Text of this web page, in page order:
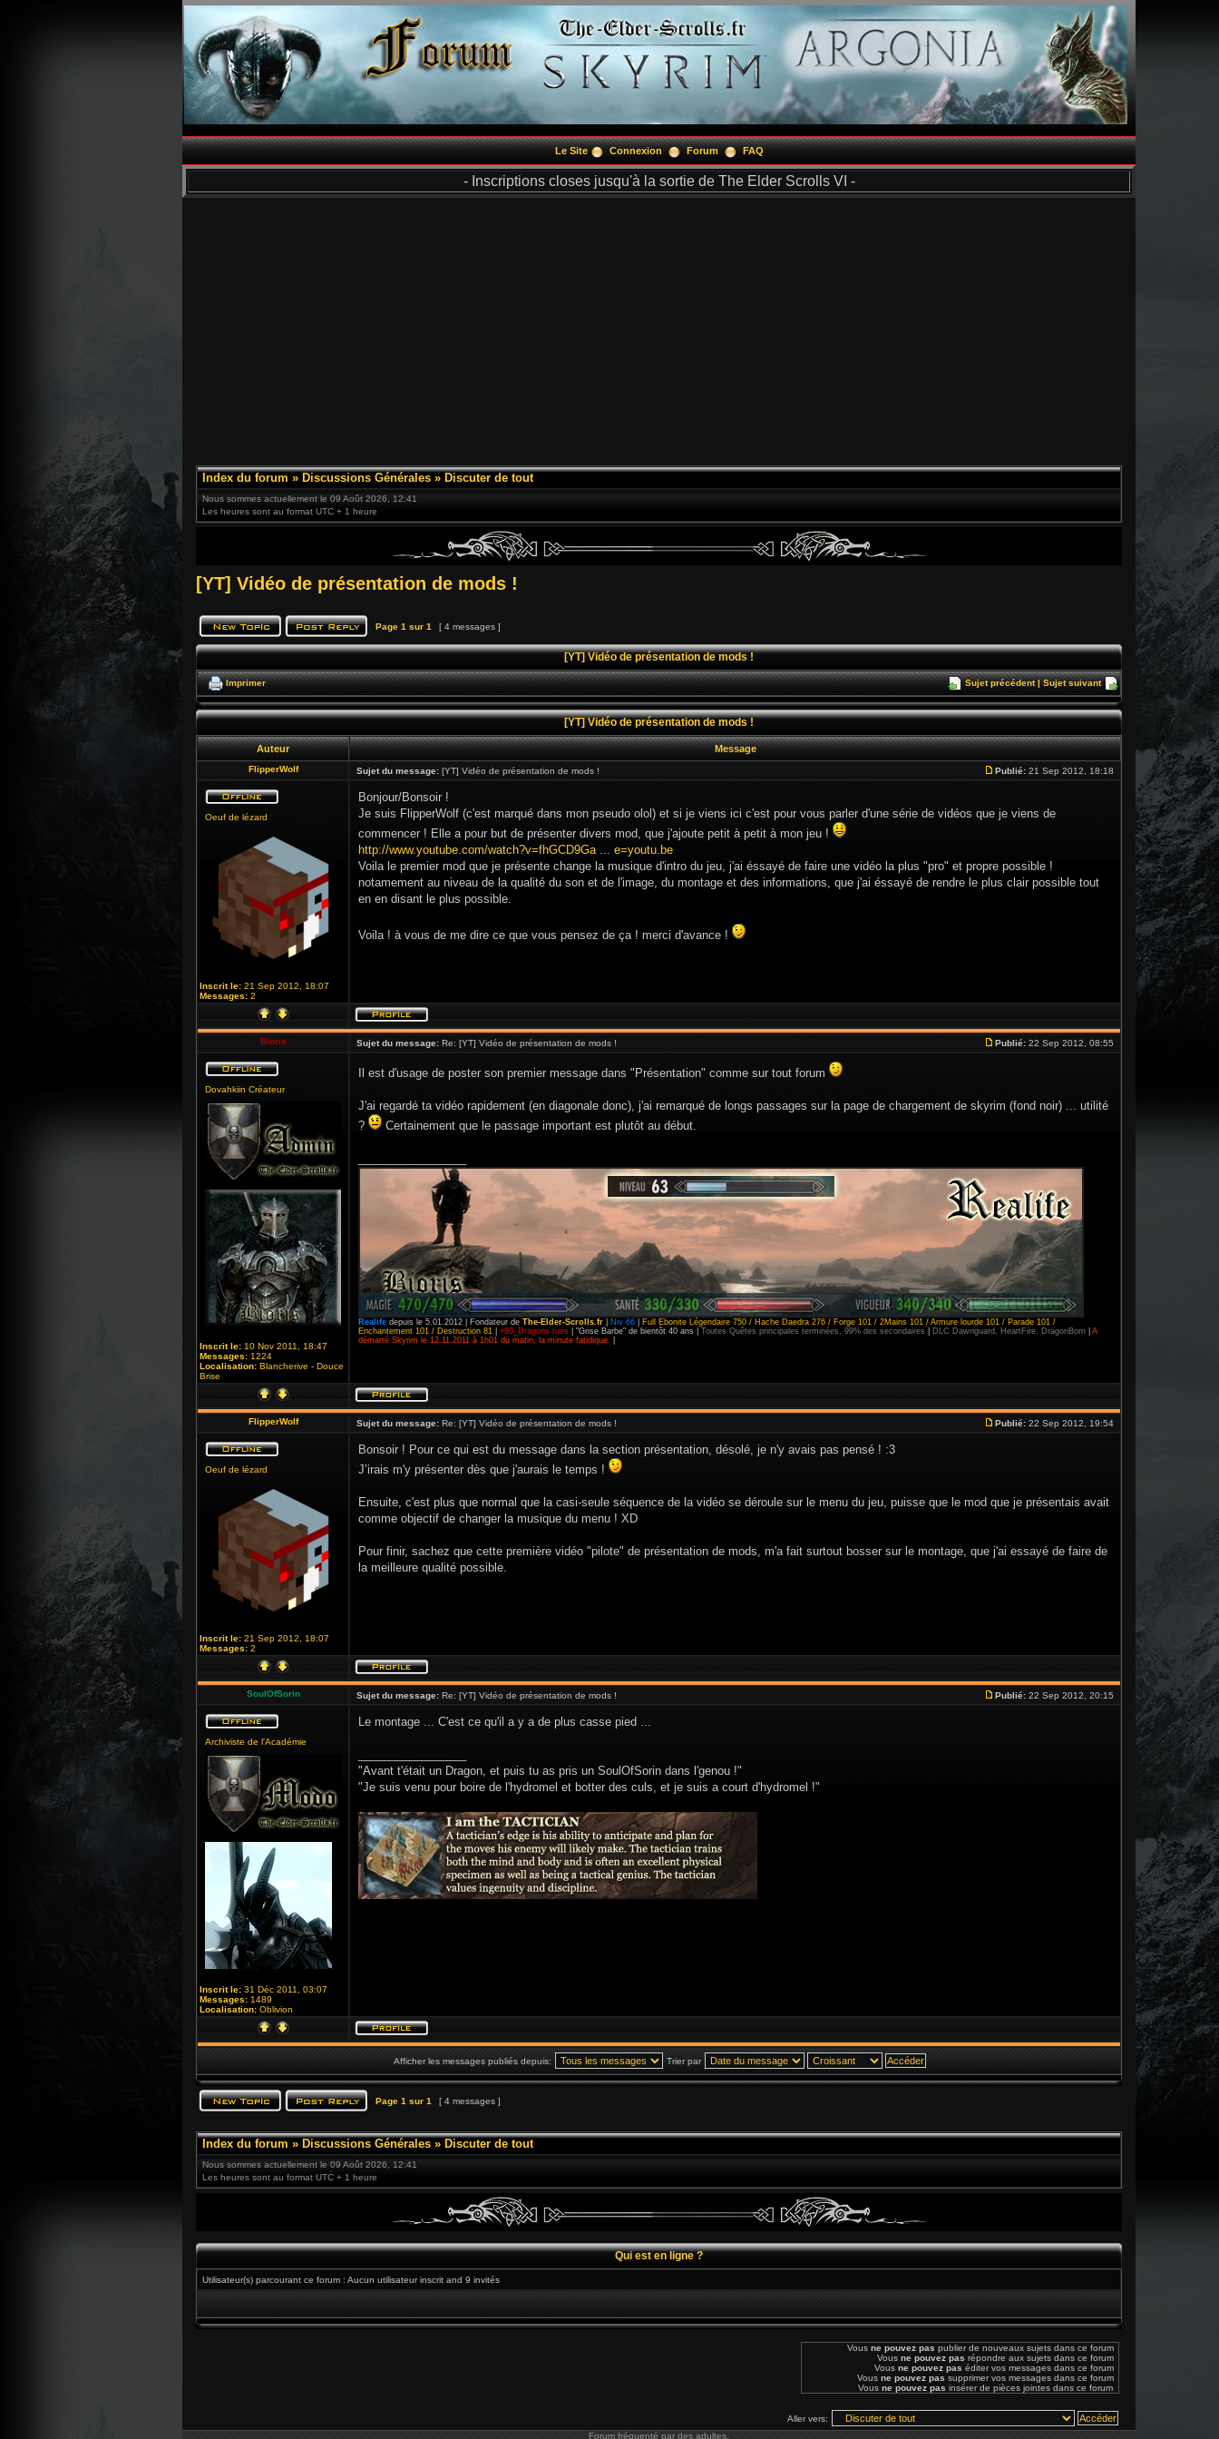
Le Site Connexion Forum FAQ
- Inscriptions closes jusqu'à la sortie de The Elder Scrolls VI -
Index du forum » Discussions Générales » Discuter de tout
Nous sommes actuellement le 09 Août 2026, 12:41
Les heures sont au format UTC + 1 heure
[YT] Vidéo de présentation de mods !
Page 1 sur 1 [ 4 messages ]
[YT] Vidéo de présentation de mods !
Imprimer Sujet précédent|Sujet suivant
[YT] Vidéo de présentation de mods !
Auteur Message
FlipperWolf Sujet du message: [YT] Vidéo de présentation de mods ! Publié: 21 Sep 2012, 18:18
Oeuf de lézard
Inscrit le: 21 Sep 2012, 18:07
Messages: 2
Bonjour/Bonsoir !
Je suis FlipperWolf (c'est marqué dans mon pseudo olol) et si je viens ici c'est pour vous parler d'une série de vidéos que je viens de
commencer ! Elle a pour but de présenter divers mod, que j'ajoute petit à petit à mon jeu !
http://www.youtube.com/watch?v=fhGCD9Ga ... e=youtu.be
Voila le premier mod que je présente change la musique d'intro du jeu, j'ai éssayé de faire une vidéo la plus "pro" et propre possible !
notamement au niveau de la qualité du son et de l'image, du montage et des informations, que j'ai éssayé de rendre le plus clair possible tout
en en disant le plus possible.
Voila ! à vous de me dire ce que vous pensez de ça ! merci d'avance !
Bioris Sujet du message: Re: [YT] Vidéo de présentation de mods ! Publié: 22 Sep 2012, 08:55
Dovahkiin Créateur
Inscrit le: 10 Nov 2011, 18:47
Messages: 1224
Localisation: Blancherive - Douce
Brise
Il est d'usage de poster son premier message dans "Présentation" comme sur tout forum
J'ai regardé ta vidéo rapidement (en diagonale donc), j'ai remarqué de longs passages sur la page de chargement de skyrim (fond noir) ... utilité
?
Certainement que le passage important est plutôt au début.
Realife depuis le 5.01.2012 | Fondateur de The-Elder-Scrolls.fr Niv 66
Full Ebonite Légendaire 750 / Hache Daedra 276 / Forge 101 / 2Mains 101 / Armure lourde 101 / Parade 101 /
Enchantement 101 / Destruction 81
+80_Dragons tués | "Grise Barbe" de bientôt 40 ans | Toutes Quêtes principales terminées, 99% des secondaires DLC Dawnguard, HeartFire, DragonBorn
A
démarré Skyrim le 12.11.2011 à 1h01 du matin, la minute fatidique.
FlipperWolf Sujet du message: Re: [YT] Vidéo de présentation de mods ! Publié: 22 Sep 2012, 19:54
Oeuf de lézard
Inscrit le: 21 Sep 2012, 18:07
Messages: 2
Bonsoir ! Pour ce qui est du message dans la section présentation, désolé, je n'y avais pas pensé ! :3
J’irais m'y présenter dès que j'aurais le temps !
Ensuite, c'est plus que normal que la casi-seule séquence de la vidéo se déroule sur le menu du jeu, puisse que le mod que je présentais avait
comme objectif de changer la musique du menu ! XD
Pour finir, sachez que cette première vidéo "pilote" de présentation de mods, m'a fait surtout bosser sur le montage, que j'ai essayé de faire de
la meilleure qualité possible.
SoulOfSorin Sujet du message: Re: [YT] Vidéo de présentation de mods ! Publié: 22 Sep 2012, 20:15
Archiviste de l'Académie
Inscrit le: 31 Déc 2011, 03:07
Messages: 1489
Localisation: Oblivion
Le montage ... C'est ce qu'il a y a de plus casse pied ...
"Avant t'était un Dragon, et puis tu as pris un SoulOfSorin dans l'genou !"
"Je suis venu pour boire de l'hydromel et botter des culs, et je suis a court d'hydromel !"
Afficher les messages publiés depuis: Trier par
Page 1 sur 1 [ 4 messages ]
Index du forum » Discussions Générales » Discuter de tout
Nous sommes actuellement le 09 Août 2026, 12:41
Les heures sont au format UTC + 1 heure
Qui est en ligne ?
Utilisateur(s) parcourant ce forum : Aucun utilisateur inscrit and 9 invités
Vous ne pouvez pas publier de nouveaux sujets dans ce forum
Vous ne pouvez pas répondre aux sujets dans ce forum
Vous ne pouvez pas éditer vos messages dans ce forum
Vous ne pouvez pas supprimer vos messages dans ce forum
Vous ne pouvez pas insérer de pièces jointes dans ce forum
Aller vers:
Forum fréquenté par des adultes.